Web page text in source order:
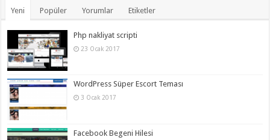
Yeni Popüler Yorumlar Etiketler
Php nakliyat scripti
23 Ocak 2017
WordPress Süper Escort Teması
3 Ocak 2017
Facebook Begeni Hilesi